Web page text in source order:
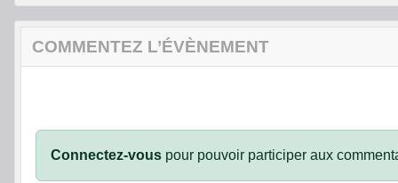
COMMENTEZ L’ÉVÈNEMENT
Connectez-vous pour pouvoir participer aux